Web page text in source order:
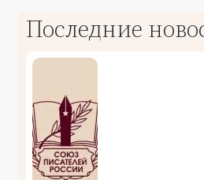
Последние